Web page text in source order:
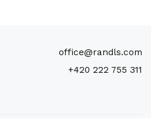
office@randls.com
+420 222 755 311